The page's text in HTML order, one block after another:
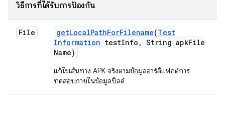
วิธีการที่ได้รับการป้องกัน
File getLocalPathForFilename(Test
Information testInfo , String apkFile
Name)
แก้ไขเส้นทาง APK จริงตามข้อมูลอาร์ติแฟกต์การ
ทดสอบภายในข้อมูลบิลด์